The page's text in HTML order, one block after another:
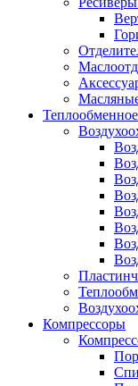
Компрессоры